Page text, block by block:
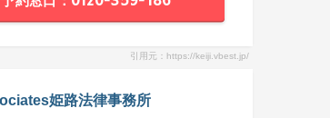
引用元：https://keiji.vbest.jp/
姫路法律事務所